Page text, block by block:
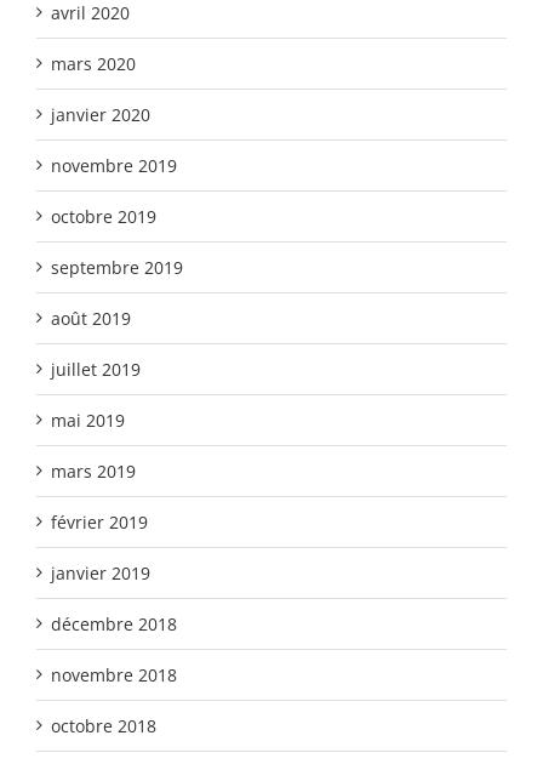
avril 2020
mars 2020
janvier 2020
novembre 2019
octobre 2019
septembre 2019
août 2019
juillet 2019
mai 2019
mars 2019
février 2019
janvier 2019
décembre 2018
novembre 2018
octobre 2018